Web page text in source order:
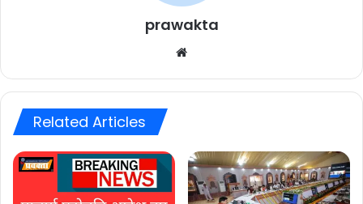
prawakta
Related Articles